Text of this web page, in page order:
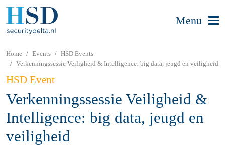
Menu
Home Events
HSD Events
Verkenningssessie Veiligheid & Intelligence: big data, jeugd en veiligheid
HSD Event
Verkenningssessie Veiligheid &
Intelligence: big data, jeugd en
veiligheid